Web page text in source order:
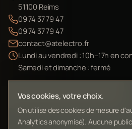
51100 Reims
09 74 37 79 47
09 74 37 79 47
contact@atelectro.fr
Lundi au vendredi : 10h–17h en
Samedi et dimanche : fermé
Envoyer mon matériel
Vos cookies, votre choix.
On utilise des cookies de mesure
Analytics anonymisé). Aucune